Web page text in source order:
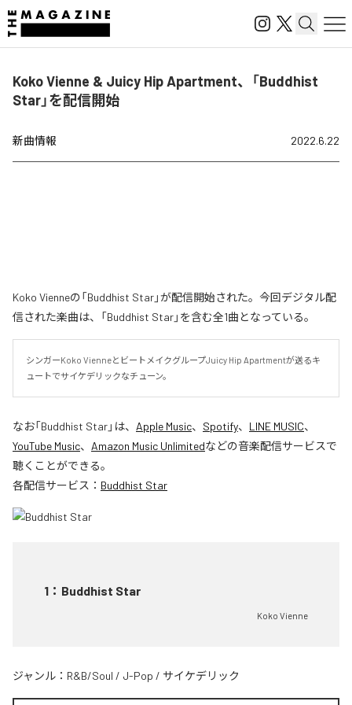
Koko Vienne & Juicy Hip Apartment、「Buddhist
Star」を配信開始
新曲情報 2022.6.22
Koko Vienneの「Buddhist Star」が配信開始された。今回デジタル配
信された楽曲は、「Buddhist Star」を含む全1曲となっている。
シンガーKoko VienneとビートメイクグループJuicy Hip Apartmentが送るキ
ュートでサイケデリックなチューン。
なお「Buddhist Star」は、 Apple Music、 Spotify、 LINE MUSIC、
YouTube Music、 Amazon Music Unlimitedなどの音楽配信サービスで
聴くことができる。
各配信サービス： Buddhist Star
1 ： Buddhist Star
Koko Vienne
ジャンル： R&B/Soul / J-Pop / サイケデリック